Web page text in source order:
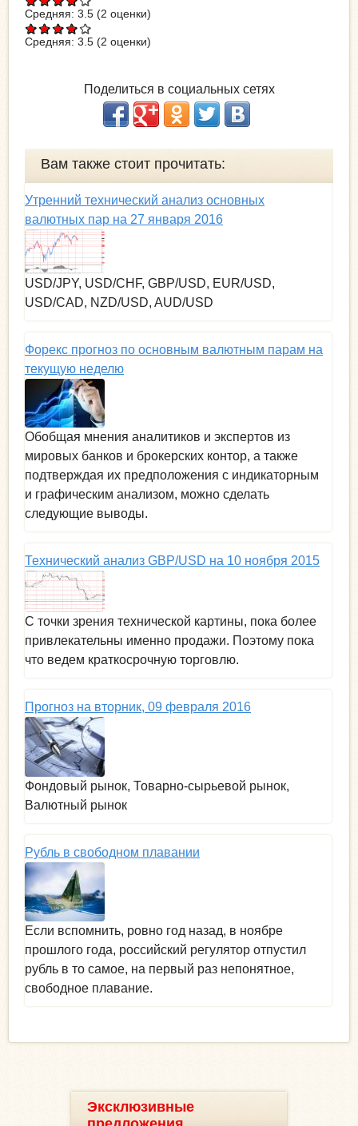
Средняя: 3.5 (2 оценки)
Средняя: 3.5 (2 оценки)
Поделиться в социальных сетях
Вам также стоит прочитать:
Утренний технический анализ основных
валютных пар на 27 января 2016
USD/JPY, USD/CHF, GBP/USD, EUR/USD,
USD/CAD, NZD/USD, AUD/USD
Форекс прогноз по основным валютным парам на
текущую неделю
Обобщая мнения аналитиков и экспертов из
мировых банков и брокерских контор, а также
подтверждая их предположения с индикаторным
и графическим анализом, можно сделать
следующие выводы.
Технический анализ GBP/USD на 10 ноября 2015
С точки зрения технической картины, пока более
привлекательны именно продажи. Поэтому пока
что ведем краткосрочную торговлю.
Прогноз на вторник, 09 февраля 2016
Фондовый рынок, Товарно-сырьевой рынок,
Валютный рынок
Рубль в свободном плавании
Если вспомнить, ровно год назад, в ноябре
прошлого года, российский регулятор отпустил
рубль в то самое, на первый раз непонятное,
свободное плавание.
Эксклюзивные